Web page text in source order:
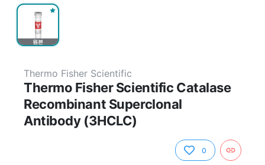
원본
Thermo Fisher Scientific
Thermo Fisher Scientific Catalase
Recombinant Superclonal
Antibody (3HCLC)
0